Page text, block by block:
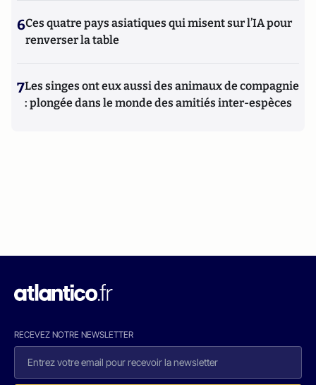
6Ces quatre pays asiatiques qui misent sur l’IA pour
renverser la table
7Les singes ont eux aussi des animaux de compagnie
: plongée dans le monde des amitiés inter-espèces
RECEVEZ NOTRE NEWSLETTER